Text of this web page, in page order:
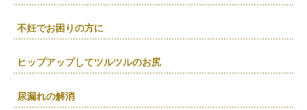
不妊でお困りの方に
ヒップアップしてツルツルのお尻
尿漏れの解消